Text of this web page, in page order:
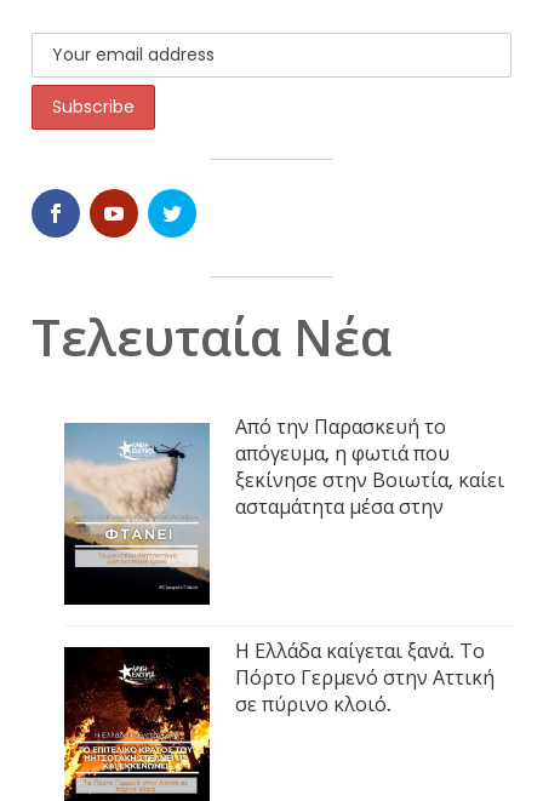
Τελευταία Νέα
Από την Παρασκευή το
απόγευμα, η φωτιά που
ξεκίνησε στην Βοιωτία, καίει
ασταμάτητα μέσα στην
Η Ελλάδα καίγεται ξανά. Το
Πόρτο Γερμενό στην Αττική
σε πύρινο κλοιό.